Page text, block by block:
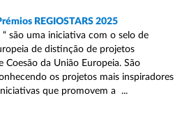
REGIOSTARS 2025
“ são uma iniciativa com o selo de
de distinção de projetos
Coesão da União Europeia. São
os projetos mais inspiradores
que promovem a ...